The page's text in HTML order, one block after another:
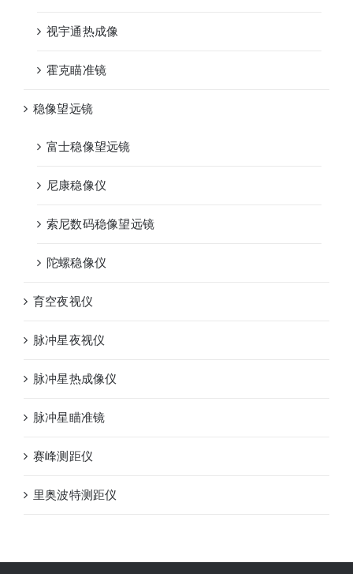
视宇通热成像
霍克瞄准镜
稳像望远镜
富士稳像望远镜
尼康稳像仪
索尼数码稳像望远镜
陀螺稳像仪
育空夜视仪
脉冲星夜视仪
脉冲星热成像仪
脉冲星瞄准镜
赛峰测距仪
里奥波特测距仪